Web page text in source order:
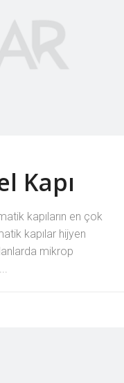
Kapı
kapıların en çok
kapılar hijyen
mikrop